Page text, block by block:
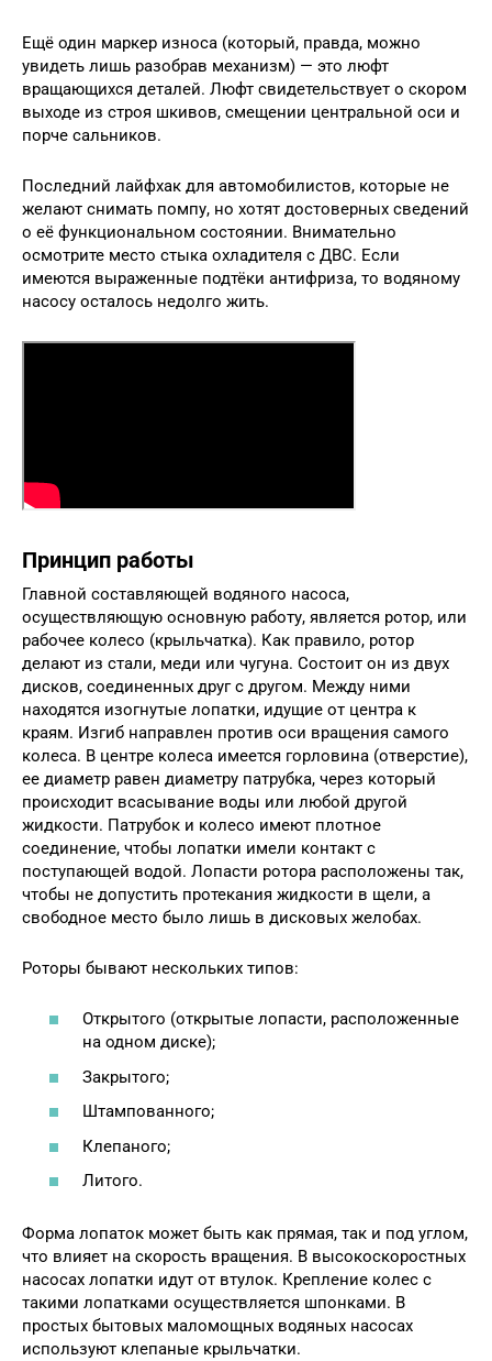
Ещё один маркер износа (который, правда, можно
увидеть лишь разобрав механизм) — это люфт
вращающихся деталей. Люфт свидетельствует о скором
выходе из строя шкивов, смещении центральной оси и
порче сальников.
Последний лайфхак для автомобилистов, которые не
желают снимать помпу, но хотят достоверных сведений
о её функциональном состоянии. Внимательно
осмотрите место стыка охладителя с ДВС. Если
имеются выраженные подтёки антифриза, то водяному
насосу осталось недолго жить.
Принцип работы
Главной составляющей водяного насоса,
осуществляющую основную работу, является ротор, или
рабочее колесо (крыльчатка). Как правило, ротор
делают из стали, меди или чугуна. Состоит он из двух
дисков, соединенных друг с другом. Между ними
находятся изогнутые лопатки, идущие от центра к
краям. Изгиб направлен против оси вращения самого
колеса. В центре колеса имеется горловина (отверстие),
ее диаметр равен диаметру патрубка, через который
происходит всасывание воды или любой другой
жидкости. Патрубок и колесо имеют плотное
соединение, чтобы лопатки имели контакт с
поступающей водой. Лопасти ротора расположены так,
чтобы не допустить протекания жидкости в щели, а
свободное место было лишь в дисковых желобах.
Роторы бывают нескольких типов:
Открытого (открытые лопасти, расположенные
на одном диске);
Закрытого;
Штампованного;
Клепаного;
Литого.
Форма лопаток может быть как прямая, так и под углом,
что влияет на скорость вращения. В высокоскоростных
насосах лопатки идут от втулок. Крепление колес с
такими лопатками осуществляется шпонками. В
простых бытовых маломощных водяных насосах
используют клепаные крыльчатки.